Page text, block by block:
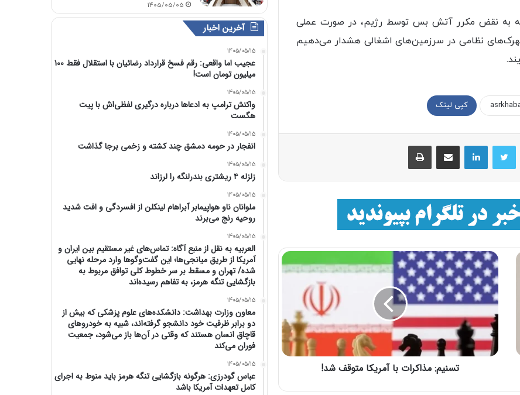
به نقض مکرر آتش بس توسط رژیم، در صورت عملی
نظامی در سرزمین‌های اشغالی هشدار می‌دهیم
کپی لینک
فیسبوک لینکداین
تسنیم: مذاکرات با آمریکا متوقف شد!
1405/05/05
آخرین اخبار
1405/05/15
عجیب اما واقعی: رقم فسخ قرارداد رضائیان با استقلال فقط ۱۰۰
میلیون تومان است!
1405/05/15
واکنش ترامپ به ادعاها درباره درگیری لفظی‌اش با پیت
هگست
1405/05/15
انفجار در حومه دمشق چند کشته و زخمی برجا گذاشت
1405/05/15
زلزله ۴ ریشتری بندرلنگه را لرزاند
1405/05/15
ملوانان ناو هواپیمابر آبراهام لینکلن از افسردگی و افت شدید
روحیه رنج می‌برند
1405/05/15
العربیه به نقل از منبع آگاه: تماس‌های غیر مستقیم بین ایران و
آمریکا از طریق میانجی‌ها؛ این گفت‌و‌گو‌ها وارد مرحله نهایی
شده/ تهران و مسقط بر سر خطوط کلی توافق مربوط به
بازگشایی تنگه هرمز، به تفاهم رسیده‌اند
1405/05/15
معاون وزارت بهداشت: دانشکده‌های علوم پزشکی که بیش از
دو برابر ظرفیت خود دانشجو گرفته‌اند، شبیه به خودرو‌های
قاچاق انسان هستند که وقتی در آن‌ها باز می‌شود، جمعیت
فوران می‌کند
1405/05/15
عباس گودرزی: هرگونه بازگشایی تنگه هرمز باید منوط به اجرای
کامل تعهدات آمریکا باشد